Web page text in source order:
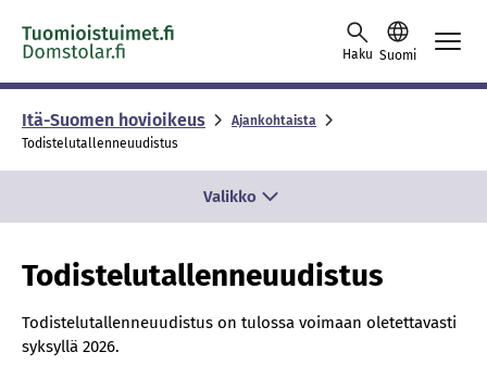
Skip to content -saavutettavuusohje
Haku Suomi
Itä-Suomen hovioikeus
Ajankohtaista
Todistelutallenneuudistus
Valikko
Todistelutallenneuudistus
Todistelutallenneuudistus on tulossa voimaan oletettavasti
syksyllä 2026.